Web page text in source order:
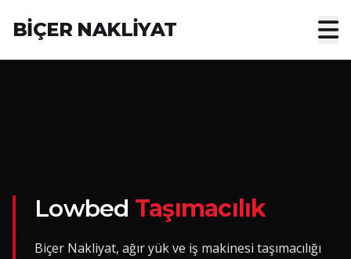
BİÇER NAKLİYAT
Nakliye Yük İlanları
Lowbed Taşımacılık
Biçer Nakliyat, ağır yük ve iş makinesi taşımacılığı